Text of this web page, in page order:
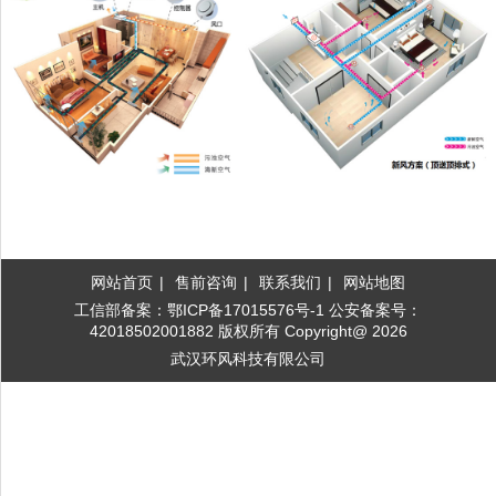
网站首页 | 售前咨询 | 联系我们 |
网站地图
工信部备案：鄂ICP备17015576号-1 公安备案号：
42018502001882 版权所有 Copyright@ 2026
武汉环风科技有限公司